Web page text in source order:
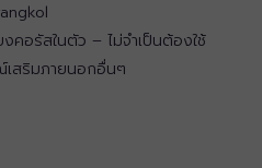
คอรัสในตัว – ไม่จำเป็นต้องใช้
เสริมภายนอกอื่นๆ